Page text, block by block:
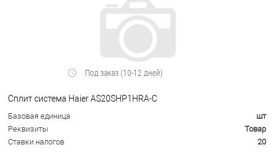
Под заказ (10-12 дней)
Сплит система Haier AS20SHP1HRA-C
Базовая единица
шт
Реквизиты
Товар
Ставки налогов
20